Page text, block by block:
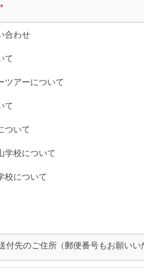
*
合わせ
て
ツアーについて
て
ついて
学校について
校について
付先のご住所（郵便番号もお願いい